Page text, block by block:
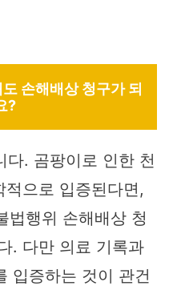
손해배상 청구가 되
?
다. 곰팡이로 인한 천
으로 입증된다면,
법행위 손해배상 청
. 다만 의료 기록과
입증하는 것이 관건